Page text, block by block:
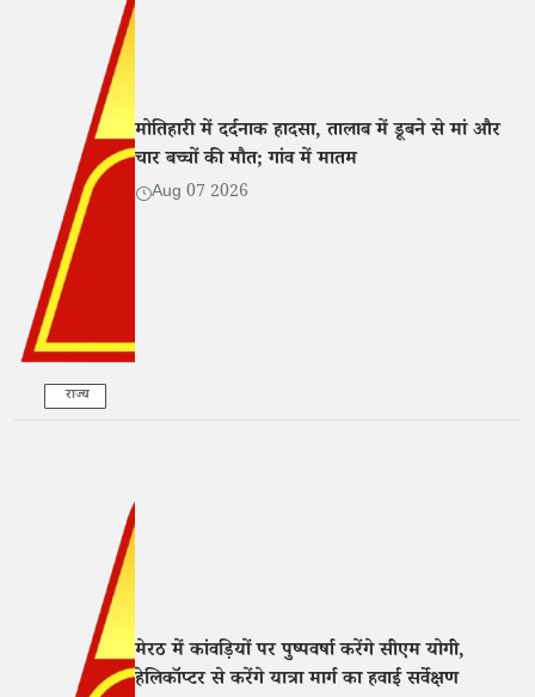
राज्य
मोतिहारी में दर्दनाक हादसा, तालाब में डूबने से मां और
चार बच्चों की मौत; गांव में मातम
Aug 07 2026
मेरठ में कांवड़ियों पर पुष्पवर्षा करेंगे सीएम योगी,
हेलिकॉप्टर से करेंगे यात्रा मार्ग का हवाई सर्वेक्षण